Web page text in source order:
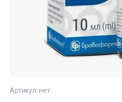
Артикул: нет